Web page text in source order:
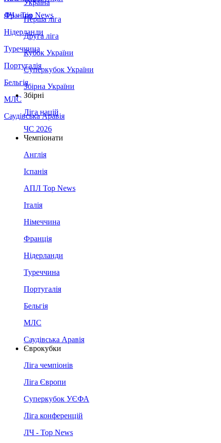
Франція
Нідерланди
Туреччина
Португалія
Бельгія
МЛС
Саудівська Аравія
ЛЧ - Top News
Україна
Перша ліга
Друга ліга
Кубок України
Суперкубок України
Збірна України
Збірні
Ліга націй
ЧС 2026
Чемпіонати
Англія
Іспанія
АПЛ Top News
Італія
Німеччина
Франція
Нідерланди
Туреччина
Португалія
Бельгія
МЛС
Саудівська Аравія
Єврокубки
Ліга чемпіонів
Ліга Європи
Суперкубок УЄФА
Ліга конференцій
ЛЧ - Top News